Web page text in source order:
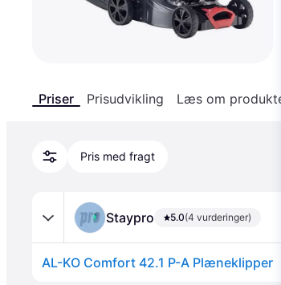
Priser Prisudvikling Læs om
Pris med fragt
Staypro 5.0(4 vurderinger)
AL-KO Comfort 42.1 P-A Plæneklipper